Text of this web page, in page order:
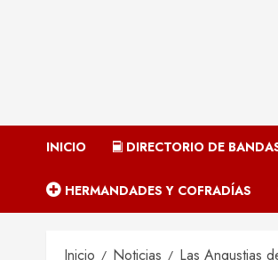
INICIO DIRECTORIO DE BANDAS
HERMANDADES Y COFRADÍAS
Inicio Noticias Las Angustias